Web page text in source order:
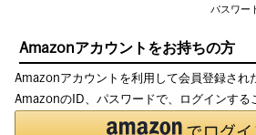
パスワー
Amazonアカウントをお持ちの方
Amazonアカウントを利用して会員登録され
AmazonのID、パスワードで、ログインする